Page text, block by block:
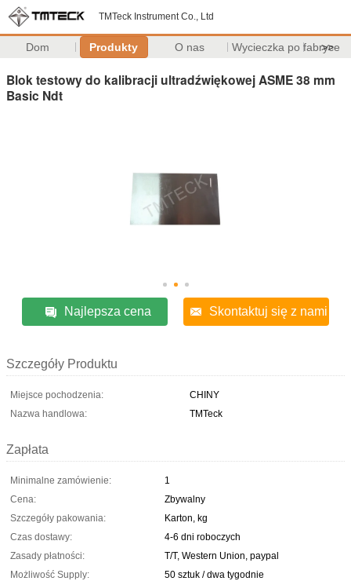
TMTeck Instrument Co., Ltd
Dom Produkty O nas Wycieczka po fabryce
>>
Blok testowy do kalibracji ultradźwiękowej ASME 38 mm
Basic Ndt
Najlepsza cena Skontaktuj się z nami
Szczegóły Produktu
Miejsce pochodzenia:
CHINY
Nazwa handlowa:
TMTeck
Zapłata
Minimalne zamówienie:
1
Cena:
Zbywalny
Szczegóły pakowania:
Karton, kg
Czas dostawy:
4-6 dni roboczych
Zasady płatności:
T/T, Western Union, paypal
Możliwość Supply:
50 sztuk / dwa tygodnie